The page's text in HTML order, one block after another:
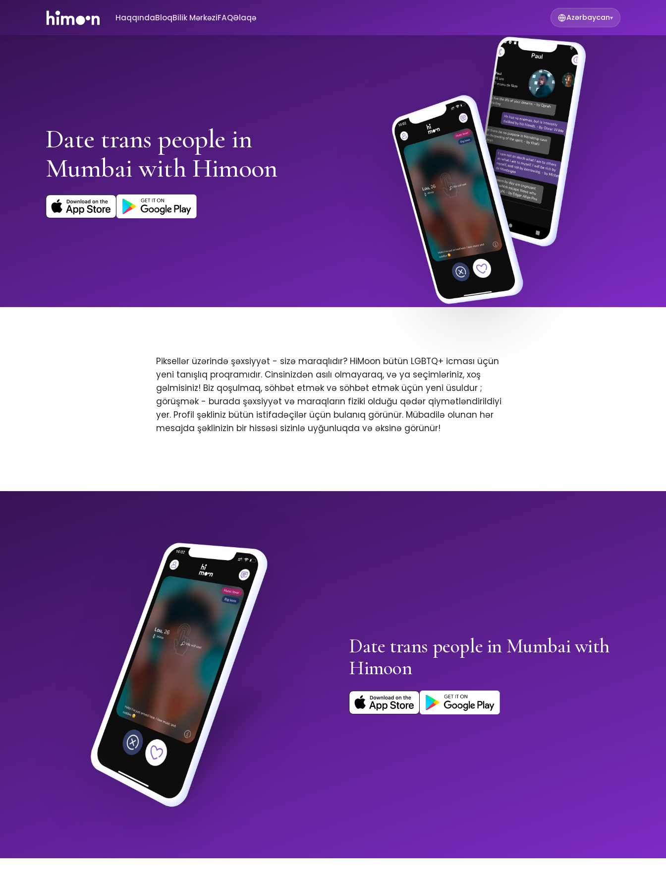
HaqqındaBloqBilik MərkəziFAQƏlaqə Azərbaycan▾
Date trans people in
Mumbai with Himoon
Piksellər üzərində şəxsiyyət - sizə maraqlıdır? HiMoon bütün LGBTQ+ icması üçün
yeni tanışlıq proqramıdır. Cinsinizdən asılı olmayaraq, və ya seçimləriniz, xoş
gəlmisiniz! Biz qoşulmaq, söhbət etmək və söhbət etmək üçün yeni üsuldur ;
görüşmək - burada şəxsiyyət və maraqların fiziki olduğu qədər qiymətləndirildiyi
yer. Profil şəkliniz bütün istifadəçilər üçün bulanıq görünür. Mübadilə olunan hər
mesajda şəklinizin bir hissəsi sizinlə uyğunluqda və əksinə görünür!
Date trans people in Mumbai with
Himoon